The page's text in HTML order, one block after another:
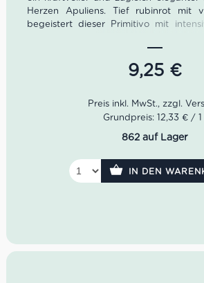
Herzen Apuliens. Tief rubinrot mit
begeistert dieser Primitivo mit
feinen Tabaknoten. Am Gaumen zeigt
weich und samtig mit
mediterraner Wärme – ein
Tiefes Rubinrot mit
Vollmundig, weich,
Rebsorte: 100 % Primitivo
Herkunft:Manduria, Apulien
9,25 €
Grundpreis: 12,33 € / 1
862 auf Lager
IN DEN